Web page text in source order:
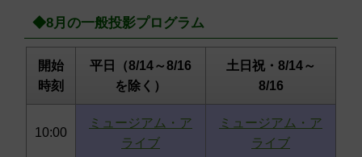
◆8月の一般投影プログラム
開始
時刻
平日（8/14～8/16
を除く）
土日祝・8/14～
8/16
10:00
ミュージアム・ア
ライブ
ミュージアム・ア
ライブ